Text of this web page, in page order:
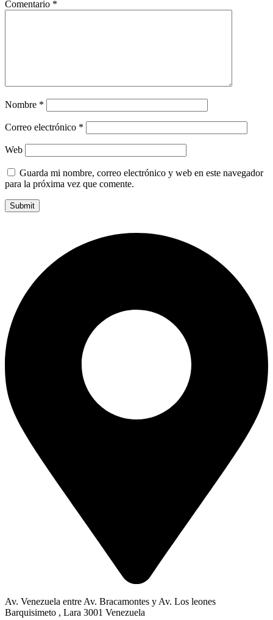
Comentario *
Nombre *
Correo electrónico *
Web
Guarda mi nombre, correo electrónico y web en este navegador
para la próxima vez que comente.
Av. Venezuela entre Av. Bracamontes y Av. Los leones
Barquisimeto , Lara 3001 Venezuela